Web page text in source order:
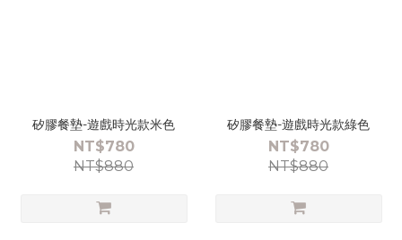
矽膠餐墊-遊戲時光款米色
NT$780
NT$880
矽膠餐墊-遊戲時光款綠色
NT$780
NT$880